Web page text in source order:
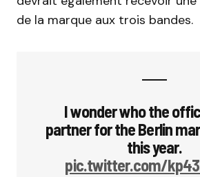
de la marque aux trois bandes.
I wonder who the
partner for the Berlin
this year.
pic.twitter.com/